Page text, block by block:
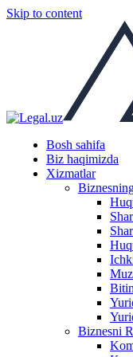
Skip to content
Bosh sahifa
Biz haqimizda
Xizmatlar
Biznesni